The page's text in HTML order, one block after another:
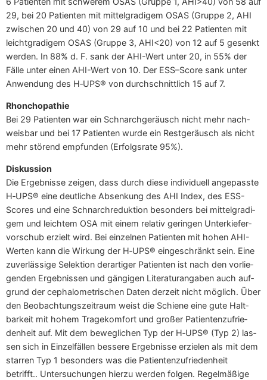
29, bei 20 Pati­en­ten mit mit­tel­gra­di­gem OSAS (Grup­pe 2, AHI
zwi­schen 20 und 40) von 29 auf 10 und bei 22 Pati­en­ten mit
leicht­gra­di­gem OSAS (Grup­pe 3, AHI<20) von 12 auf 5 gesenkt
wer­den. In 88% d. F. sank der AHI-Wert unter 20, in 55% der
Fäl­le unter einen AHI-Wert von 10. Der ESS–Score sank unter
Anwen­dung des H‑UPS® von durch­schnitt­lich 15 auf 7.
Rhon­cho­pa­thie
Bei 29 Pati­en­ten war ein Schnarch­ge­räusch nicht mehr nach­
weis­bar und bei 17 Pati­en­ten wur­de ein Rest­ge­räusch als nicht
mehr stö­rend emp­fun­den (Erfolgs­ra­te 95%).
Dis­kus­si­on
Die Ergeb­nis­se zei­gen, dass durch die­se indi­vi­du­ell ange­pass­te
H‑UPS® eine deut­li­che Absen­kung des AHI Index, des ESS-
Scores und eine Schnarch­re­duk­ti­on beson­ders bei mit­tel­gra­di­
gem und leich­tem OSA mit einem rela­tiv gerin­gen Unter­kie­fer­
vor­schub erzielt wird. Bei ein­zel­nen Pati­en­ten mit hohen AHI-
Wer­ten kann die Wir­kung der H‑UPS® ein­ge­schränkt sein. Eine
zuver­läs­si­ge Selek­ti­on der­ar­ti­ger Pati­en­ten ist nach den vor­lie­
gen­den Ergeb­nis­sen und gän­gi­gen Lite­ra­tur­an­ga­ben auch auf­
grund der cepha­lo­me­tri­schen Daten der­zeit nicht mög­lich. Über
den Beob­ach­tungs­zeit­raum weist die Schie­ne eine gute Halt­
bar­keit mit hohem Tra­ge­kom­fort und gro­ßer Pati­en­ten­zu­frie­
den­heit auf. Mit dem beweg­li­chen Typ der H‑UPS® (Typ 2) las­
sen sich in Ein­zel­fäl­len bes­se­re Ergeb­nis­se erzie­len als mit dem
star­ren Typ 1 beson­ders was die Pati­en­ten­zu­frie­den­heit
betrifft.. Unter­su­chun­gen hier­zu wer­den fol­gen. Regel­mä­ßi­ge